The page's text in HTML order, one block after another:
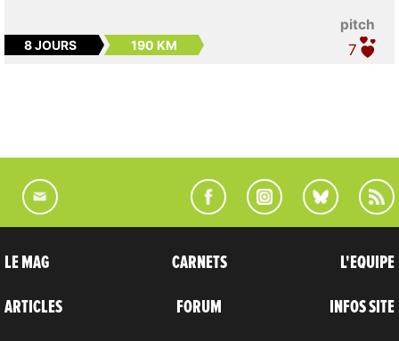
pitch
8 JOURS 190 KM 7
LE MAG
ARTICLES
CARNETS
FORUM
L'EQUIPE
INFOS SITE